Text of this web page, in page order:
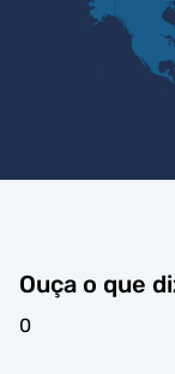
Ouça o que
0